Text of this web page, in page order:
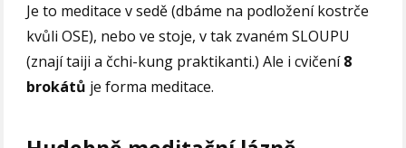
Je to meditace v sedě (dbáme na podložení kostrče
kvůli OSE), nebo ve stoje, v tak zvaném SLOUPU
(znají taiji a čchi-kung praktikanti.) Ale i cvičení8
brokátů je forma meditace.